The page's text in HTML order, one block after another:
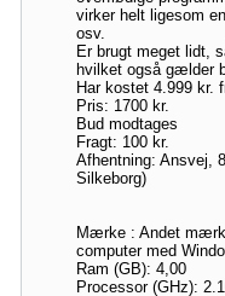
virker helt ligesom
osv.
Er brugt meget lidt,
hvilket også gælder
Har kostet 4.999 kr.
Pris: 1700 kr.
Bud modtages
Fragt: 100 kr.
Afhentning: Ansvej,
Silkeborg)
Mærke : Andet
computer med
Ram (GB): 4,00
Processor (GHz):